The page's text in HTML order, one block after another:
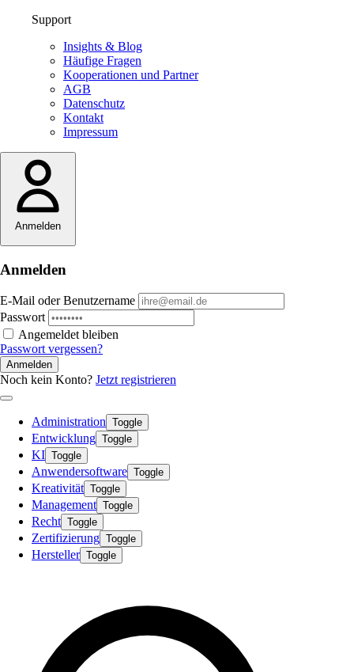
Support
Insights & Blog
Häufige Fragen
Kooperationen und Partner
AGB
Datenschutz
Kontakt
Impressum
Anmelden
Anmelden
E-Mail oder Benutzername
Passwort
Angemeldet bleiben
Passwort vergessen?
Anmelden
Noch kein Konto? Jetzt registrieren
Administration Toggle
Entwicklung Toggle
KI Toggle
Anwendersoftware Toggle
Kreativität Toggle
Management Toggle
Recht Toggle
Zertifizierung Toggle
Hersteller Toggle